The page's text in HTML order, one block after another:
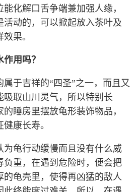
化解口舌争端兼加强人缘，
活动的，可以掀起放入茶叶及
果。
用吗？
于吉祥的“四圣”之一，而且又
吸取山川灵气，所以特别长
睡房里摆放龟形装饰物品，
康长寿。
为龟行动缓慢而且没有什么威
负重，在遇到危险时，便会把
的龟壳里，使得再凶猛的敌人